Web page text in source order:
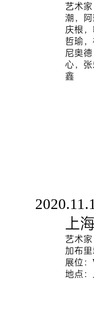
艺术
潮，
庆根
哲瑜
尼奥
心，
鑫
上
艺术
加布
展位
地点